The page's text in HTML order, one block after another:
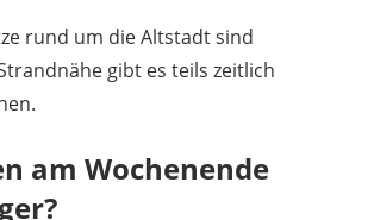
rund um die Altstadt sind
gibt es teils zeitlich
am Wochenende